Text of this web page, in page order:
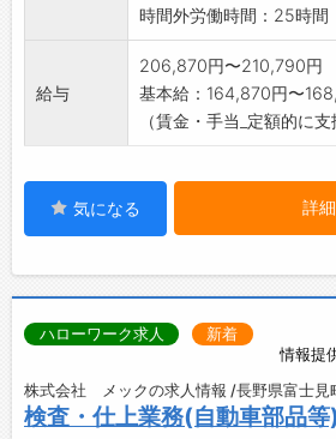
時間外労働時間：25時間
給与
206,870円〜210,790円
基本給：164,870円〜
（賃金・手当_定額的に
気になる 詳
情報提
ハローワーク求人 新着
株式会社 メックの求人情報 /長野県富士見
検査・仕上業務(自動車部品等)